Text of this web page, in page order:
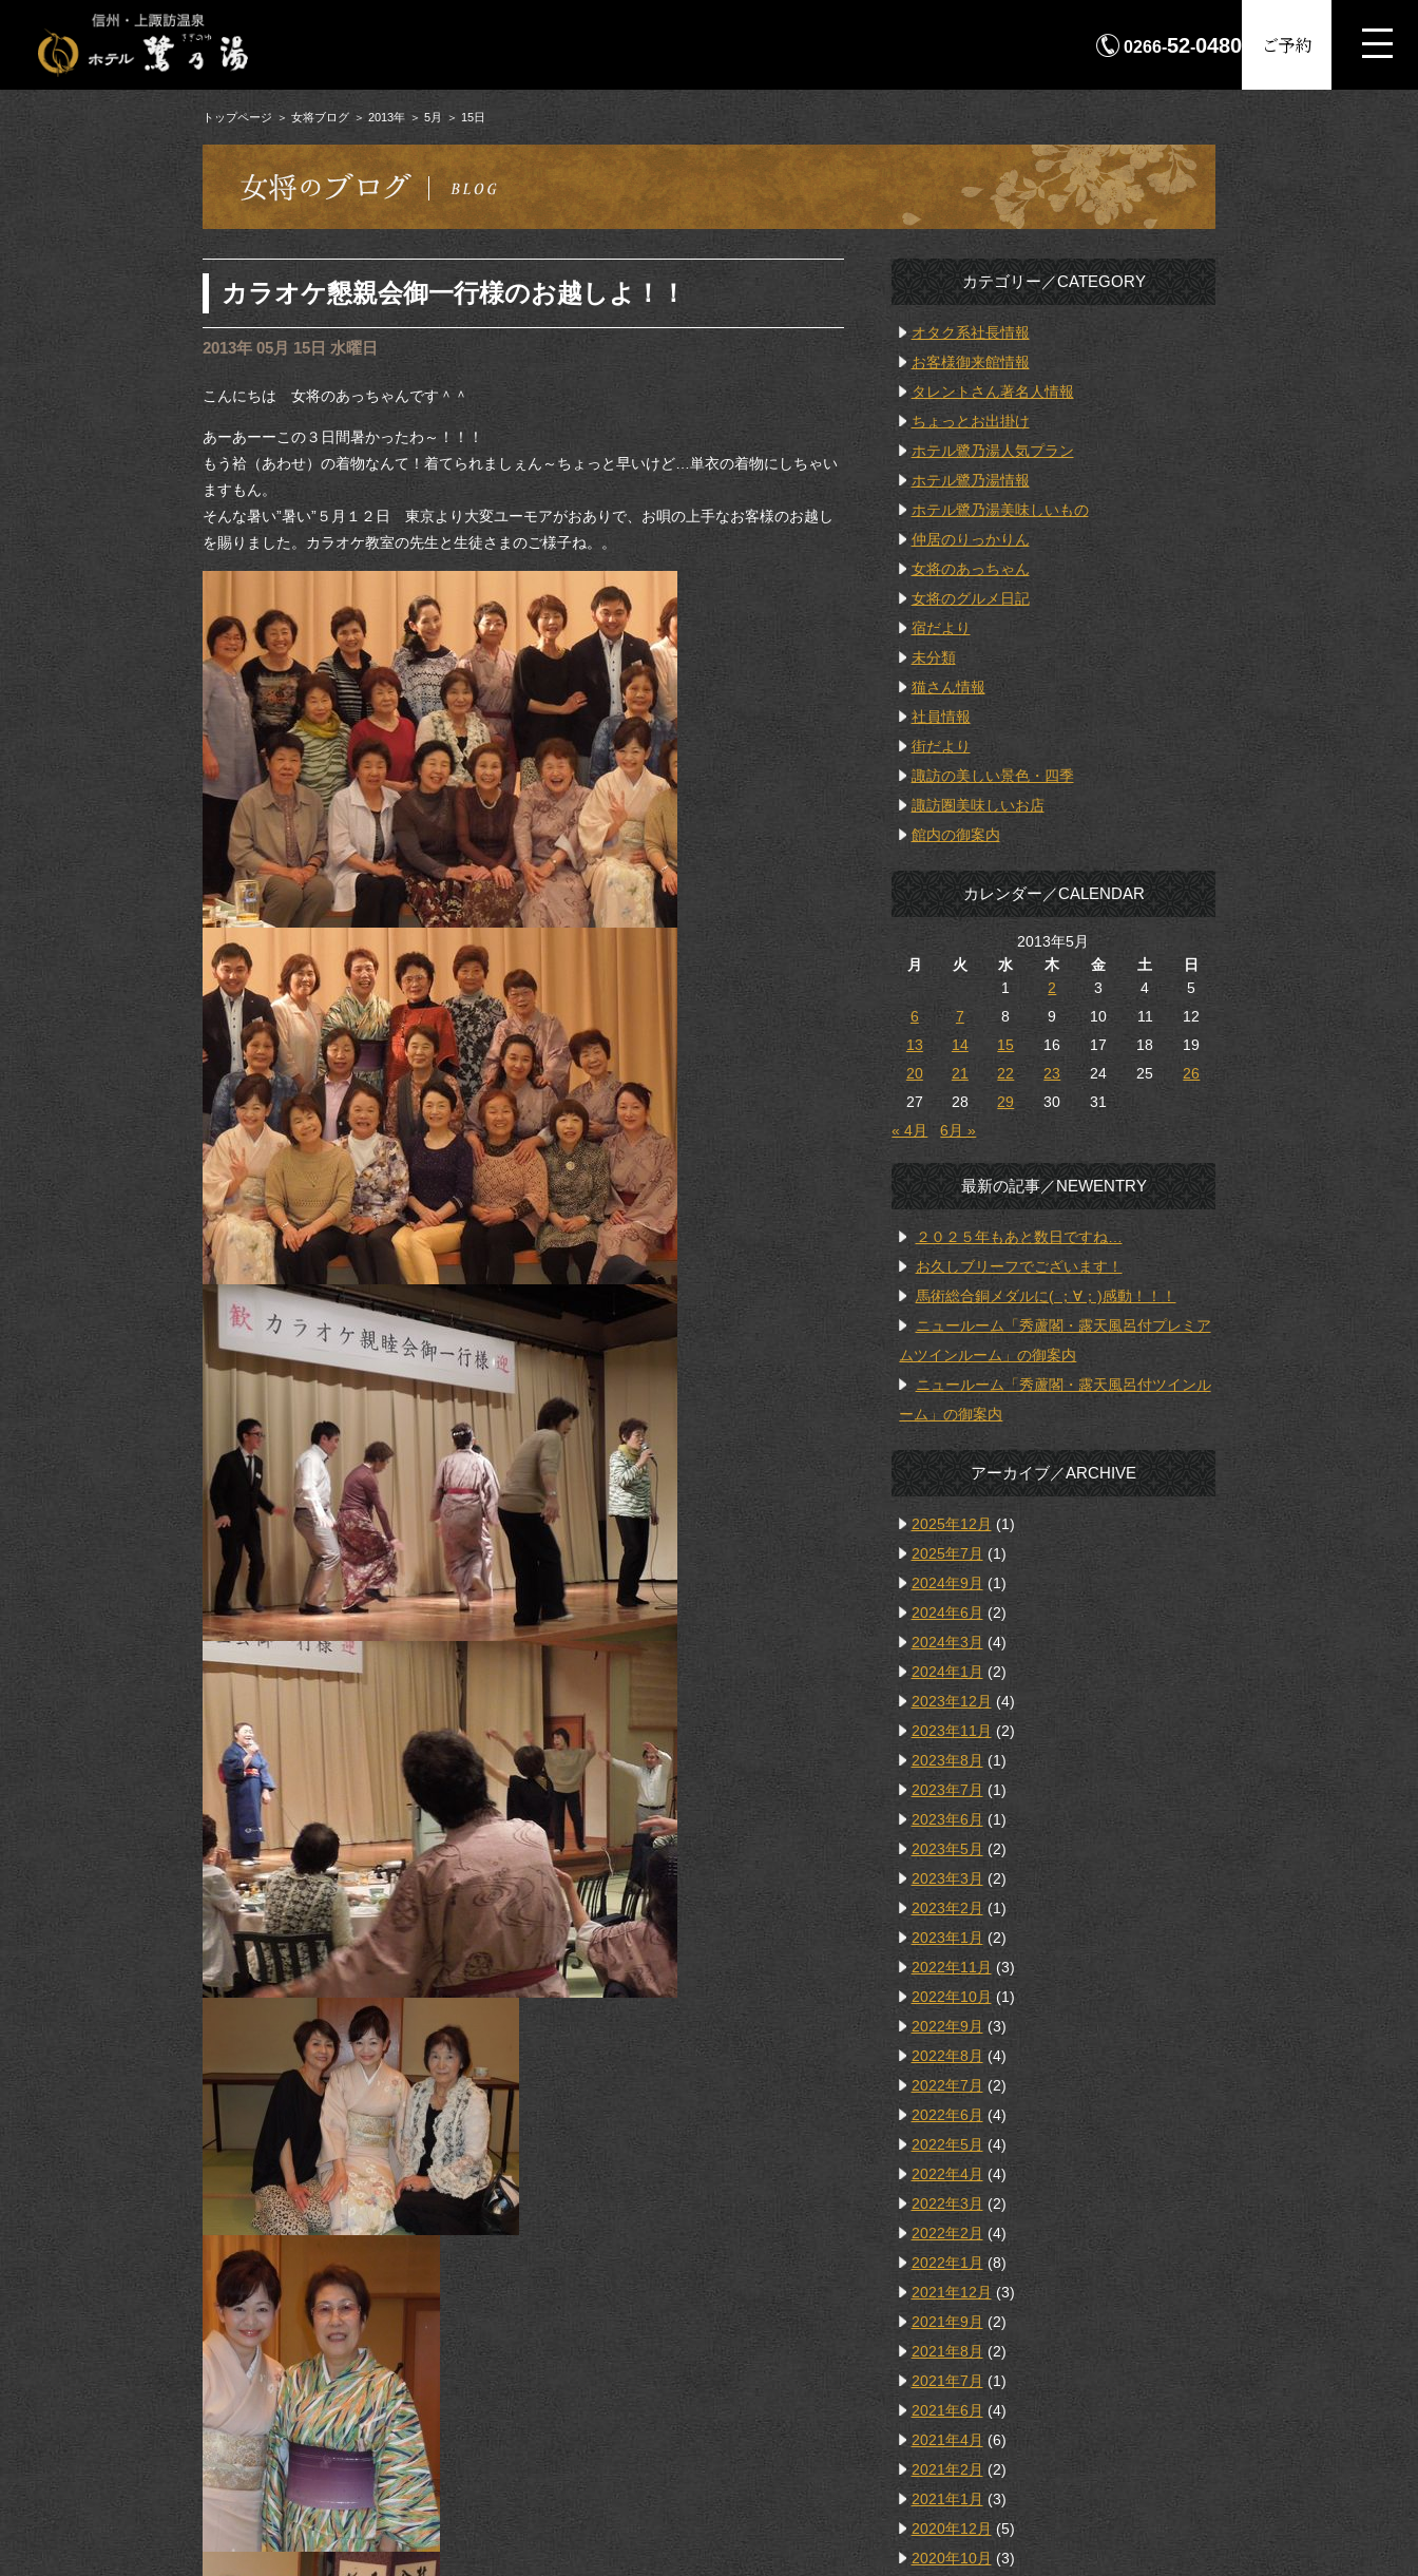
0266-52-0480 ご予約
トップページ 女将ブログ 2013年 5月 15日
カラオケ懇親会御一行様のお越しよ！！
2013年 05月 15日 水曜日
こんにちは 女将のあっちゃんです＾＾
あーあーーこの３日間暑かったわ～！！！
もう袷（あわせ）の着物なんて！着てられましぇん～ちょっと早いけど…単衣の着物にしちゃい
ますもん。
そんな暑い”暑い”５月１２日 東京より大変ユーモアがおありで、お唄の上手なお客様のお越し
を賜りました。カラオケ教室の先生と生徒さまのご様子ね。。
カテゴリー／CATEGORY
オタク系社長情報
お客様御来館情報
タレントさん著名人情報
ちょっとお出掛け
ホテル鷺乃湯人気プラン
ホテル鷺乃湯情報
ホテル鷺乃湯美味しいもの
仲居のりっかりん
女将のあっちゃん
女将のグルメ日記
宿だより
未分類
猫さん情報
社員情報
街だより
諏訪の美しい景色・四季
諏訪圏美味しいお店
館内の御案内
カレンダー／CALENDAR
2013年5月
月
火 水 木 金 土
日
1
2 3 4
5
6
7 8 9 10 11
12
13
14 15 16 17 18
19
20
21 22 23 24 25
26
27
28 29 30
31
« 4月
6月 »
最新の記事／NEWENTRY
２０２５年もあと数日ですね…
お久しブリーフでございます！
馬術総合銅メダルに( ；∀；)感動！！！
ニュールーム「秀蘆閣・露天風呂付プレミア
ムツインルーム」の御案内
ニュールーム「秀蘆閣・露天風呂付ツインル
ーム」の御案内
アーカイブ／ARCHIVE
2025年12月 (1)
2025年7月 (1)
2024年9月 (1)
2024年6月 (2)
2024年3月 (4)
2024年1月 (2)
2023年12月 (4)
2023年11月 (2)
2023年8月 (1)
2023年7月 (1)
2023年6月 (1)
2023年5月 (2)
2023年3月 (2)
2023年2月 (1)
2023年1月 (2)
2022年11月 (3)
2022年10月(1)
2022年9月 (3)
2022年8月 (4)
2022年7月 (2)
2022年6月 (4)
2022年5月 (4)
2022年4月 (4)
2022年3月 (2)
2022年2月 (4)
2022年1月 (8)
2021年12月 (3)
2021年9月 (2)
2021年8月 (2)
2021年7月 (1)
2021年6月 (4)
2021年4月 (6)
2021年2月 (2)
2021年1月 (3)
2020年12月 (5)
2020年10月 (3)